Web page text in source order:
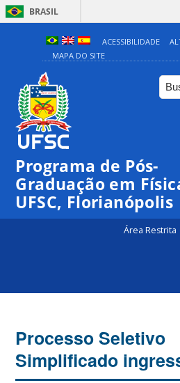
BRASIL
ACESSIBILIDADE
MAPA DO SITE
Programa de Pós-
Graduação em
UFSC, Florianópolis
Área Restrita
Processo Seletivo
Simplificado